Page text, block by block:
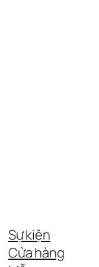
Sự kiện
Cửa hàng